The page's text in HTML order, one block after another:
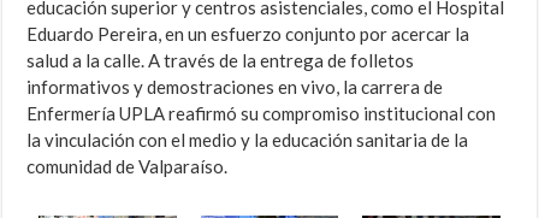
educación superior y centros asistenciales, como el Hospital
Eduardo Pereira, en un esfuerzo conjunto por acercar la
salud a la calle. A través de la entrega de folletos
informativos y demostraciones en vivo, la carrera de
Enfermería UPLA reafirmó su compromiso institucional con
la vinculación con el medio y la educación sanitaria de la
comunidad de Valparaíso.